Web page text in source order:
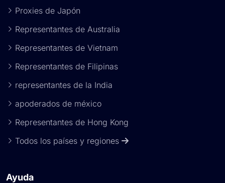
Proxies de Japón
Representantes de Australia
Representantes de Vietnam
Representantes de Filipinas
representantes de la India
apoderados de méxico
Representantes de Hong Kong
Todos los países y regiones
Ayuda